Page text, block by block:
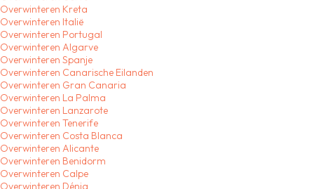
Overwinteren Kreta
Overwinteren Italië
Overwinteren Portugal
Overwinteren Algarve
Overwinteren Spanje
Overwinteren Canarische Eilanden
Overwinteren Gran Canaria
Overwinteren La Palma
Overwinteren Lanzarote
Overwinteren Tenerife
Overwinteren Costa Blanca
Overwinteren Alicante
Overwinteren Benidorm
Overwinteren Calpe
Overwinteren Dénia